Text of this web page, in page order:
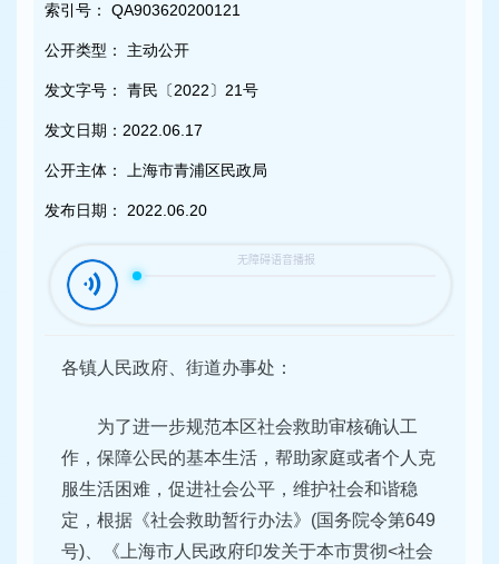
索引号： QA903620200121
公开类型： 主动公开
发文字号： 青民〔2022〕21号
发文日期： 2022.06.17
公开主体： 上海市青浦区民政局
发布日期： 2022.06.20
各镇人民政府、街道办事处：
为了进一步规范本区社会救助审核确认工
作，保障公民的基本生活，帮助家庭或者个人克
服生活困难，促进社会公平，维护社会和谐稳
定，根据《社会救助暂行办法》(国务院令第649
号)、《上海市人民政府印发关于本市贯彻<社会